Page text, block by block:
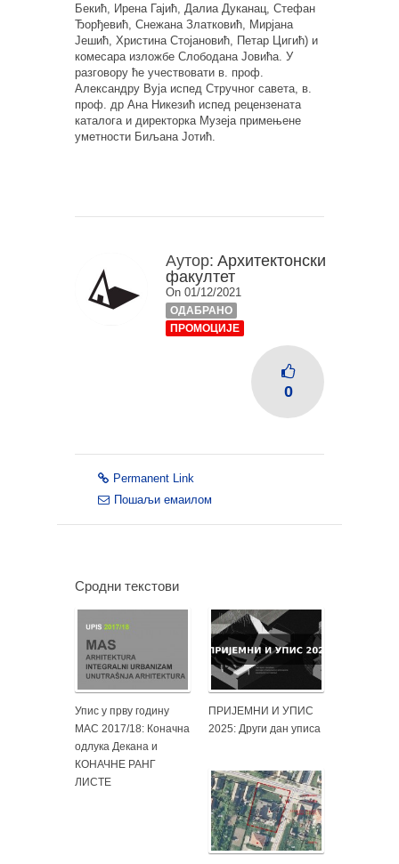
Бекић, Ирена Гајић, Далиа Дуканац, Стефан
Ђорђевић, Снежана Златковић, Мирјана
Јешић, Христина Стојановић, Петар Цигић) и
комесара изложбе Слободана Јовића. У
разговору ће учествовати в. проф.
Александру Вуја испед Стручног савета, в.
проф. др Ана Никезић испед рецензената
каталога и директорка Музеја примењене
уметности Биљана Јотић.
Аутор: Архитектонски
факултет
On 01/12/2021
ОДАБРАНО
ПРОМОЦИЈЕ
0
Permanent Link
Пошаљи емаилом
Сродни текстови
Упис у прву годину
МАС 2017/18: Коначна
одлука Декана и
КОНАЧНЕ РАНГ
ЛИСТЕ
ПРИЈЕМНИ И УПИС
2025: Други дан уписа